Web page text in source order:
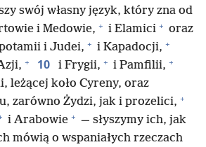
swój własny język, który zna od
i Medowie, + i Elamici + oraz
i Judei, + i Kapadocji, +
+ 10 i Frygii, + i Pamfilii, +
leżącej koło Cyreny, oraz
zarówno Żydzi, jak i prozelici, +
i Arabowie + — słyszymy ich, jak
mówią o wspaniałych rzeczach